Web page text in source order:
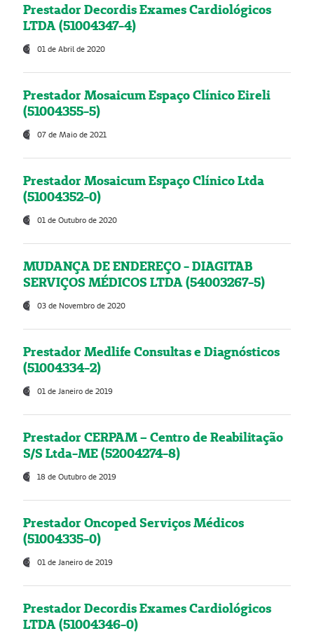
Prestador Decordis Exames Cardiológicos
LTDA (51004347-4)
01 de Abril de 2020
Prestador Mosaicum Espaço Clínico Eireli
(51004355-5)
07 de Maio de 2021
Prestador Mosaicum Espaço Clínico Ltda
(51004352-0)
01 de Outubro de 2020
MUDANÇA DE ENDEREÇO - DIAGITAB
SERVIÇOS MÉDICOS LTDA (54003267-5)
03 de Novembro de 2020
Prestador Medlife Consultas e Diagnósticos
(51004334-2)
01 de Janeiro de 2019
Prestador CERPAM – Centro de Reabilitação
S/S Ltda-ME (52004274-8)
18 de Outubro de 2019
Prestador Oncoped Serviços Médicos
(51004335-0)
01 de Janeiro de 2019
Prestador Decordis Exames Cardiológicos
LTDA (51004346-0)